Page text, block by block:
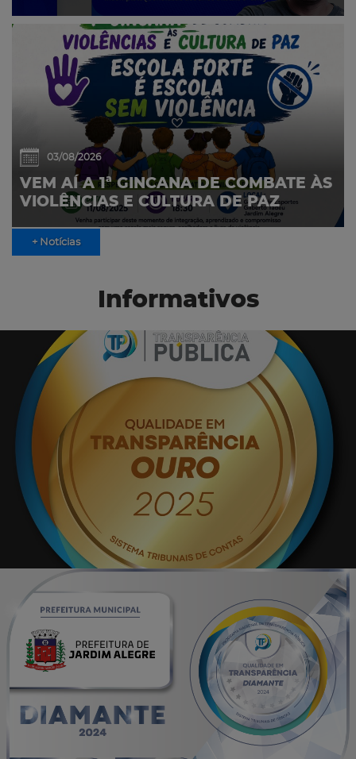
03/08/2026
VEM AÍ A 1ª GINCANA DE COMBATE ÀS
VIOLÊNCIAS E CULTURA DE PAZ
+ Notícias
Informativos